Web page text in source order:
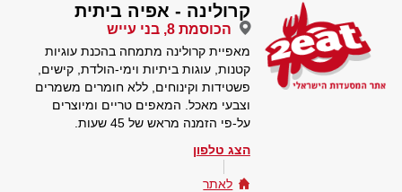
קרולינה - אפיה ביתית
הכוסמת 8, בני עייש
מאפיית קרולינה מתמחה בהכנת עוגיות
קטנות, עוגות ביתיות וימי-הולדת, קישים,
פשטידות וקינוחים, ללא חומרים משמרים
וצבעי מאכל. המאפים טריים ומיוצרים
על-פי הזמנה מראש של 45 שעות.
הצג טלפון
לאתר